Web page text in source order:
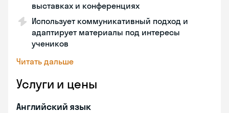
выставках и конференциях
Использует коммуникативный подход и
адаптирует материалы под интересы
учеников
Читать дальше
Услуги и цены
Английский язык